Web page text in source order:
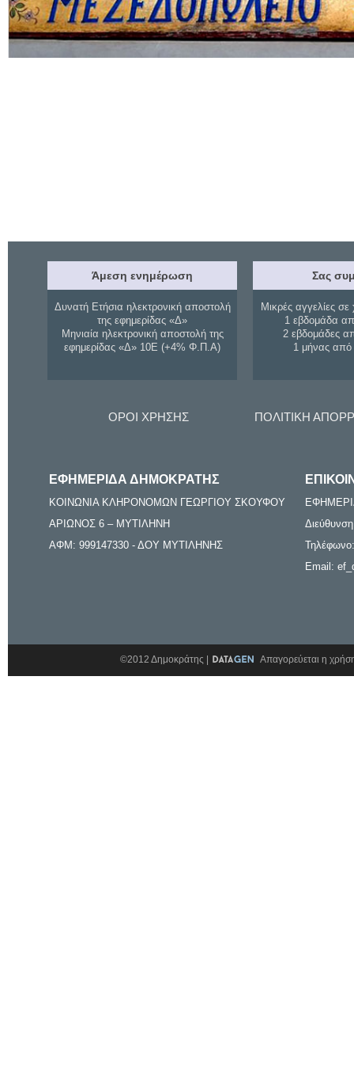
Άμεση ενημέρωση
Δυνατή Ετήσια ηλεκτρονική αποστολή
της εφημερίδας «Δ»
Μηνιαία ηλεκτρονική αποστολή της
εφημερίδας «Δ» 10Ε (+4% Φ.Π.Α)
Σας
Μικρές αγγελίες σε
1 εβδομάδα
2 εβδομάδες
1 μήνας
ΟΡΟΙ ΧΡΗΣΗΣ ΠΟΛΙΤΙΚΗ
ΕΦΗΜΕΡΙΔΑ ΔΗΜΟΚΡΑΤΗΣ
ΚΟΙΝΩΝΙΑ ΚΛΗΡΟΝΟΜΩΝ ΓΕΩΡΓΙΟΥ ΣΚΟΥΦΟΥ
ΑΡΙΩΝΟΣ 6 – ΜΥΤΙΛΗΝΗ
ΑΦΜ: 999147330 - ΔΟΥ ΜΥΤΙΛΗΝΗΣ
Email:
©2012 Δημοκράτης | Απαγορεύεται η